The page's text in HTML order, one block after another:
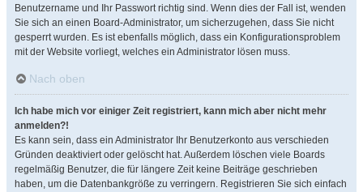
Benutzername und Ihr Passwort richtig sind. Wenn dies der Fall ist, wenden
Sie sich an einen Board-Administrator, um sicherzugehen, dass Sie nicht
gesperrt wurden. Es ist ebenfalls möglich, dass ein Konfigurationsproblem
mit der Website vorliegt, welches ein Administrator lösen muss.
Nach oben
Ich habe mich vor einiger Zeit registriert, kann mich aber nicht mehr
anmelden?!
Es kann sein, dass ein Administrator Ihr Benutzerkonto aus verschieden
Gründen deaktiviert oder gelöscht hat. Außerdem löschen viele Boards
regelmäßig Benutzer, die für längere Zeit keine Beiträge geschrieben
haben, um die Datenbankgröße zu verringern. Registrieren Sie sich einfach